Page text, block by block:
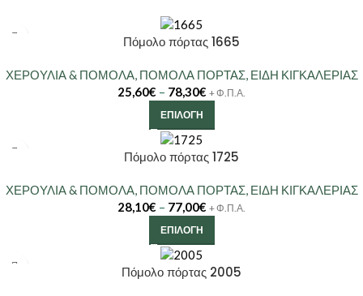
Πόμολο πόρτας 1665
ΧΕΡΟΥΛΙΑ & ΠΟΜΟΛΑ, ΠΟΜΟΛΑ ΠΟΡΤΑΣ, ΕΙΔΗ ΚΙΓΚΑΛΕΡΙΑΣ
25,60€ – 78,30€ + Φ.Π.Α.
ΕΠΙΛΟΓΉ
Πόμολο πόρτας 1725
ΧΕΡΟΥΛΙΑ & ΠΟΜΟΛΑ, ΠΟΜΟΛΑ ΠΟΡΤΑΣ, ΕΙΔΗ ΚΙΓΚΑΛΕΡΙΑΣ
28,10€ – 77,00€ + Φ.Π.Α.
ΕΠΙΛΟΓΉ
Πόμολο πόρτας 2005